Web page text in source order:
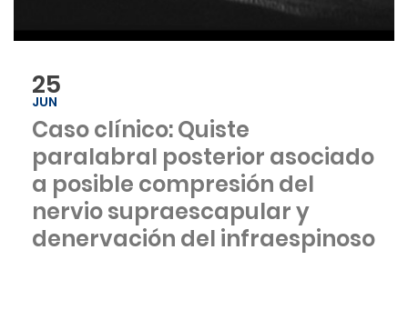
25
JUN
Caso clínico: Quiste
paralabral posterior asociado
a posible compresión del
nervio supraescapular y
denervación del infraespinoso